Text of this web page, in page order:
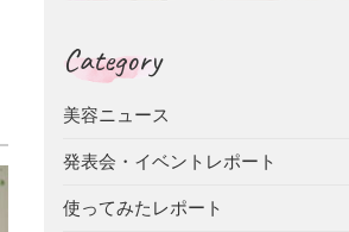
Category
美容ニュース
発表会・イベントレポート
使ってみたレポート